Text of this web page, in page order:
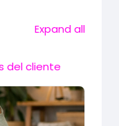
Expand all
del cliente
no sea perfecto